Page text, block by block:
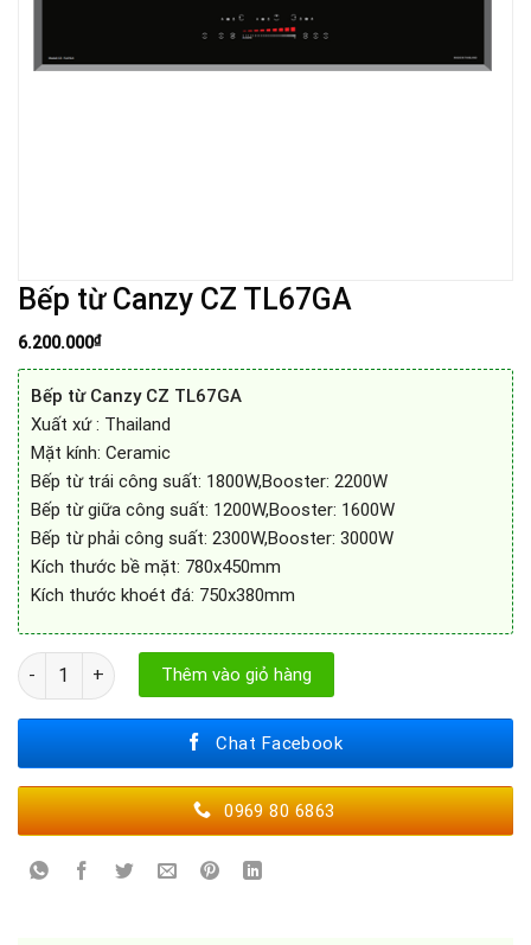
Bếp từ Canzy CZ TL67GA
6.200.000₫
Bếp từ Canzy CZ TL67GA
Xuất xứ : Thailand
Mặt kính: Ceramic
Bếp từ trái công suất: 1800W,Booster: 2200W
Bếp từ giữa công suất: 1200W,Booster: 1600W
Bếp từ phải công suất: 2300W,Booster: 3000W
Kích thước bề mặt: 780x450mm
Kích thước khoét đá: 750x380mm
Bếp từ Canzy CZ TL67GA số lượng
Thêm vào giỏ hàng
Chat Facebook
0969 80 6863